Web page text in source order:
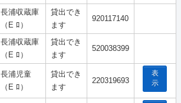
長浦収蔵庫
（E ﾛ）
貸出でき
ます
920117140
長浦収蔵庫
（E ﾛ）
貸出でき
ます
520038399
長浦児童
（E ﾛ）
貸出でき
ます
220319693
表
示